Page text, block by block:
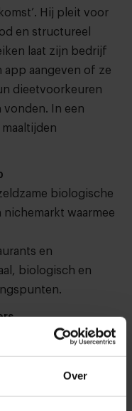
Over
Hij pleit voor
en structureel
laat zijn bedrijf
app aangeven of ze
dieetvoorkeuren
vonden. In een
biologische
nichemarkt waarmee
en
biologisch en
creëert
Daarmee wil
Want
trend, maar veel